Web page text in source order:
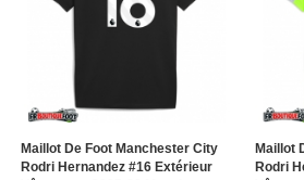
Maillot De Foot Manchester City
Rodri Hernandez #16 Extérieur
Maillot
Rodri